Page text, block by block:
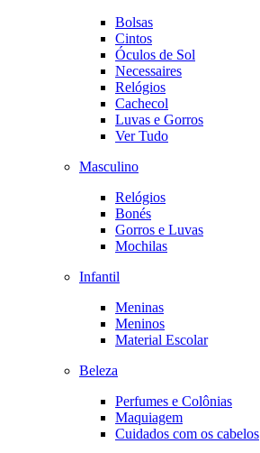
Bolsas
Cintos
Óculos de Sol
Necessaires
Relógios
Cachecol
Luvas e Gorros
Ver Tudo
Masculino
Relógios
Bonés
Gorros e Luvas
Mochilas
Infantil
Meninas
Meninos
Material Escolar
Beleza
Perfumes e Colônias
Maquiagem
Cuidados com os cabelos